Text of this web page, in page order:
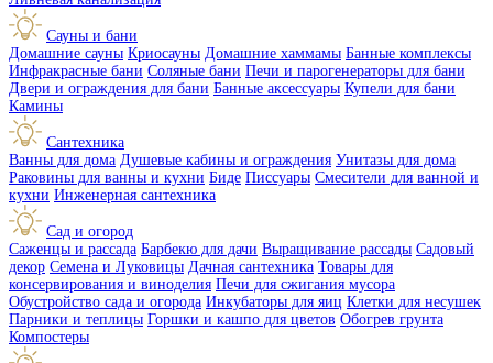
Сауны и бани
Домашние сауны Криосауны Домашние хаммамы Банные комплексы
Инфракрасные бани Соляные бани Печи и парогенераторы для бани
Двери и ограждения для бани Банные аксессуары Купели для бани
Камины
Сантехника
Ванны для дома Душевые кабины и ограждения Унитазы для дома
Раковины для ванны и кухни Биде Писсуары Смесители для ванной и
кухни Инженерная сантехника
Сад и огород
Саженцы и рассада Барбекю для дачи Выращивание рассады Садовый
декор Семена и Луковицы Дачная сантехника Товары для
консервирования и виноделия Печи для сжигания мусора
Обустройство сада и огорода Инкубаторы для яиц Клетки для несушек
Парники и теплицы Горшки и кашпо для цветов Обогрев грунта
Компостеры